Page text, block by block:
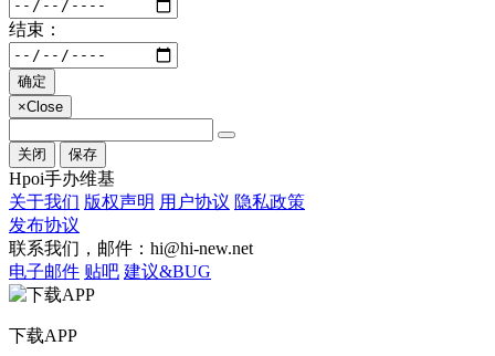
结束：
确定
×Close
关闭 保存
Hpoi手办维基
关于我们 版权声明 用户协议 隐私政策
发布协议
联系我们，邮件：hi@hi-new.net
电子邮件 贴吧 建议&BUG
下载APP